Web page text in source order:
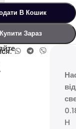
В Кошик
Купити Зараз
H